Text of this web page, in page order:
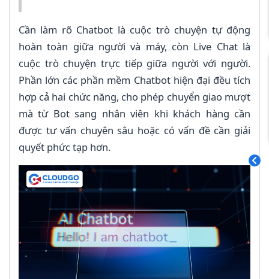
Cần làm rõ Chatbot là cuộc trò chuyện tự động
hoàn toàn giữa người và máy, còn Live Chat là
cuộc trò chuyện trực tiếp giữa người với người.
Phần lớn các phần mềm Chatbot hiện đại đều tích
hợp cả hai chức năng, cho phép chuyển giao mượt
mà từ Bot sang nhân viên khi khách hàng cần
được tư vấn chuyên sâu hoặc có vấn đề cần giải
quyết phức tạp hơn.